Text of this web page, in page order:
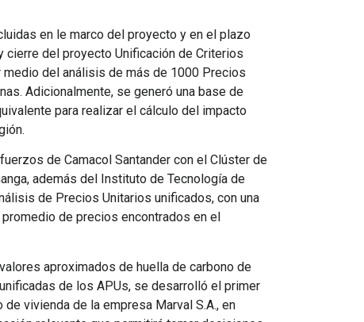
en le marco del proyecto y en el plazo
del proyecto Unificación de Criterios
del análisis de más de 1000 Precios
Adicionalmente, se generó una base de
para realizar el cálculo del impacto
de Camacol Santander con el Clúster de
además del Instituto de Tecnología de
de Precios Unitarios unificados, con una
de precios encontrados en el
aproximados de huella de carbono de
de los APUs, se desarrolló el primer
vivienda de la empresa Marval S.A., en